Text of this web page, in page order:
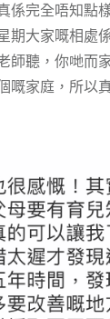
係完全唔知點
期大家嘅相處
師聽，你哋而
嘅家庭，所以